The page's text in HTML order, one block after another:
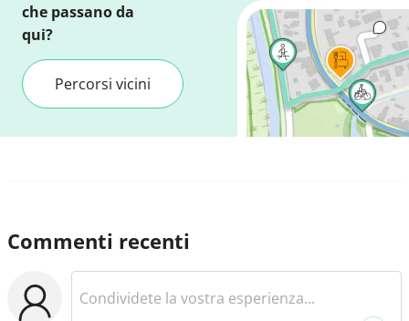
che passano da
qui?
Percorsi vicini
Commenti recenti